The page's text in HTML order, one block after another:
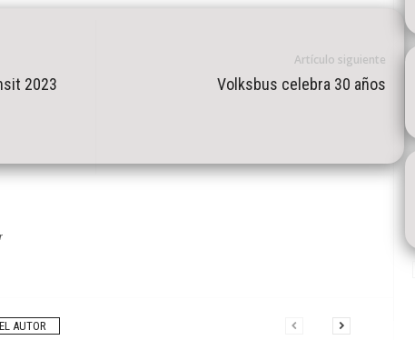
2023
Artículo siguiente
Volksbus celebra 30 años
AUTOR